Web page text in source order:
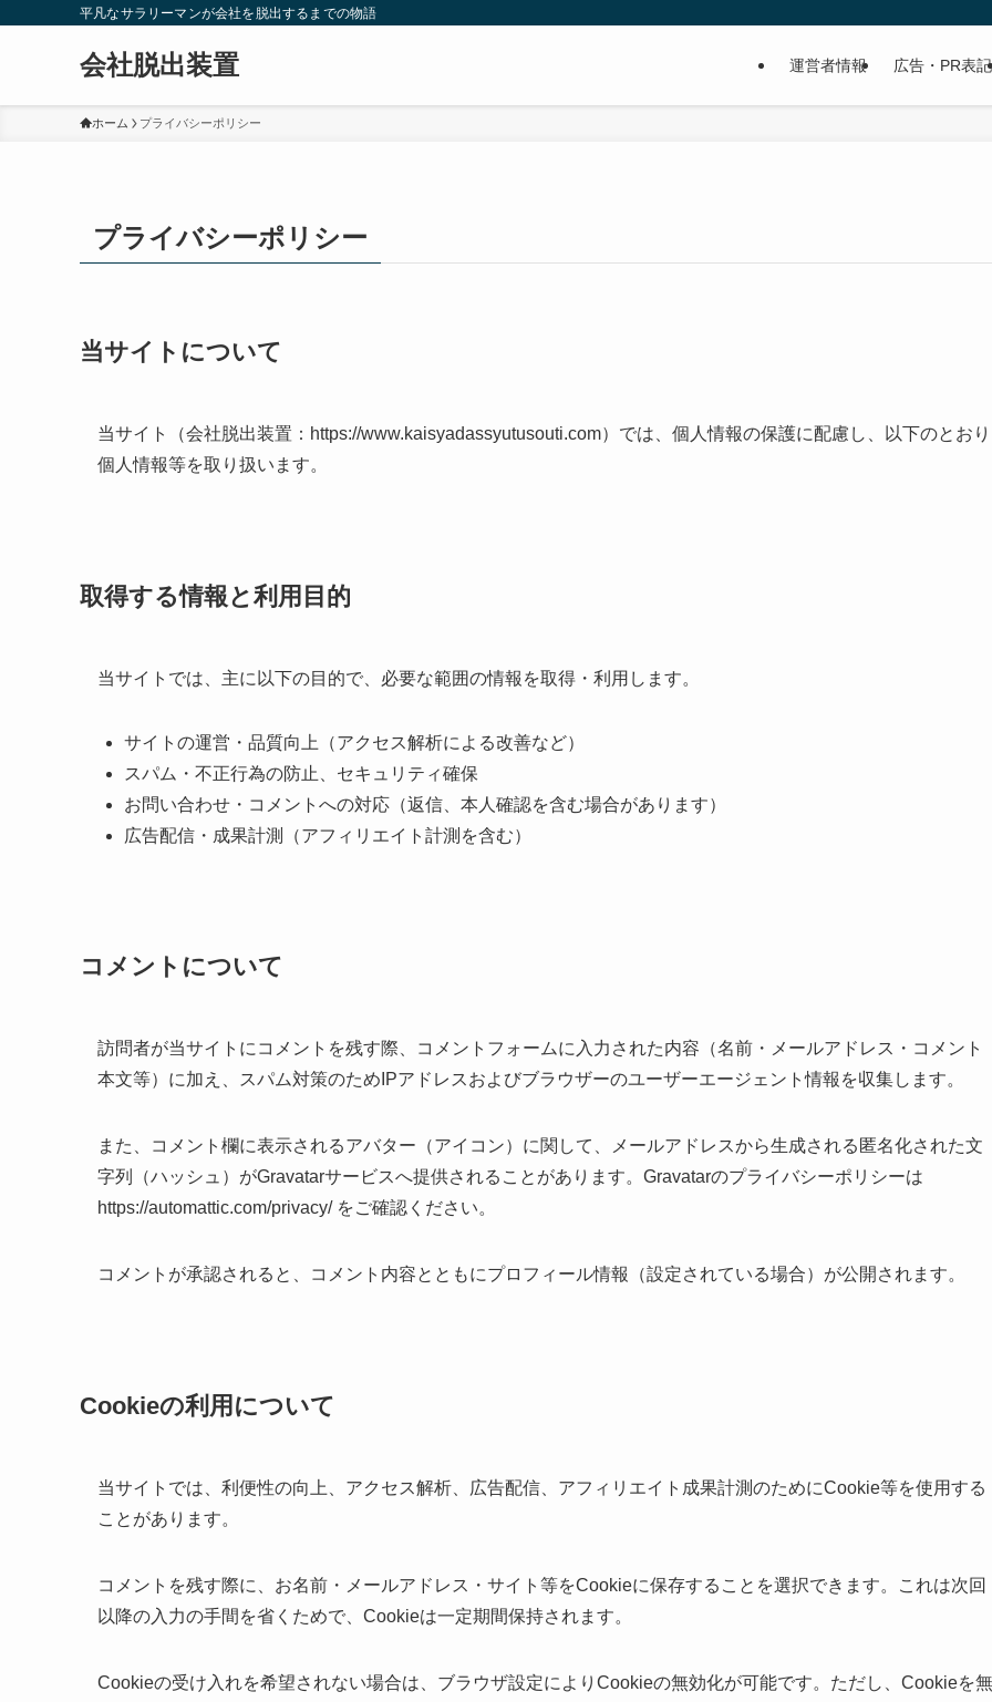
平凡なサラリーマンが会社を脱出するまでの物語
会社脱出装置 運営者情報 広告・PR表記
ホーム プライバシーポリシー
プライバシーポリシー
当サイトについて
当サイト（会社脱出装置：https://www.kaisyadassyutusouti.com）では、個人情報の保護に配慮し、以下のとおり
個人情報等を取り扱います。
取得する情報と利用目的
当サイトでは、主に以下の目的で、必要な範囲の情報を取得・利用します。
サイトの運営・品質向上（アクセス解析による改善など）
スパム・不正行為の防止、セキュリティ確保
お問い合わせ・コメントへの対応（返信、本人確認を含む場合があります）
広告配信・成果計測（アフィリエイト計測を含む）
コメントについて
訪問者が当サイトにコメントを残す際、コメントフォームに入力された内容（名前・メールアドレス・コメント
本文等）に加え、スパム対策のためIPアドレスおよびブラウザーのユーザーエージェント情報を収集します。
また、コメント欄に表示されるアバター（アイコン）に関して、メールアドレスから生成される匿名化された文
字列（ハッシュ）がGravatarサービスへ提供されることがあります。Gravatarのプライバシーポリシーは
https://automattic.com/privacy/ をご確認ください。
コメントが承認されると、コメント内容とともにプロフィール情報（設定されている場合）が公開されます。
Cookieの利用について
当サイトでは、利便性の向上、アクセス解析、広告配信、アフィリエイト成果計測のためにCookie等を使用する
ことがあります。
コメントを残す際に、お名前・メールアドレス・サイト等をCookieに保存することを選択できます。これは次回
以降の入力の手間を省くためで、Cookieは一定期間保持されます。
Cookieの受け入れを希望されない場合は、ブラウザ設定によりCookieの無効化が可能です。ただし、Cookieを無